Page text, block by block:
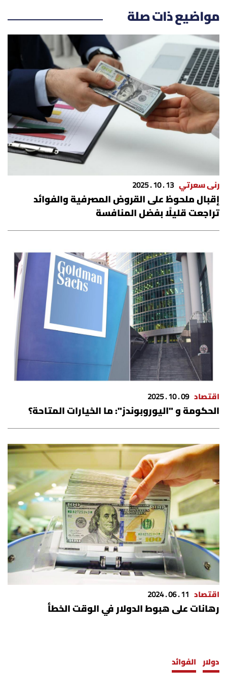
مواضيع ذات صلة
رنى سعرتي 13 . 10 . 2025
إقبال ملحوظ على القروض المصرفية والفوائد
تراجعت قليلًا بفضل المنافسة
اقتصاد 09 . 10 . 2025
الحكومة و "اليوروبوندز": ما الخيارات المتاحة؟
اقتصاد 11 . 06 . 2024
رهانات على هبوط الدولار في الوقت الخطأ
دولار الفوائد